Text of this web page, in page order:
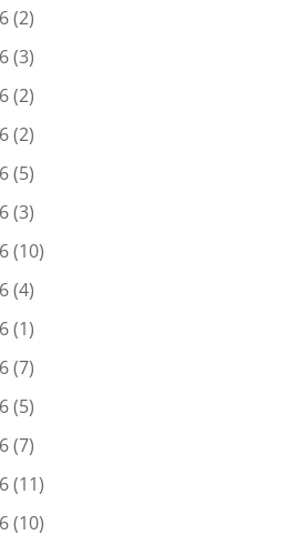
(2)
(3)
(2)
(2)
(5)
(3)
(10)
(4)
(1)
(7)
(5)
(7)
(11)
(10)